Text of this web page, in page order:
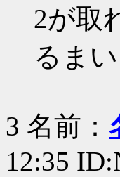
2が取
るまい
3 名前：
12:35